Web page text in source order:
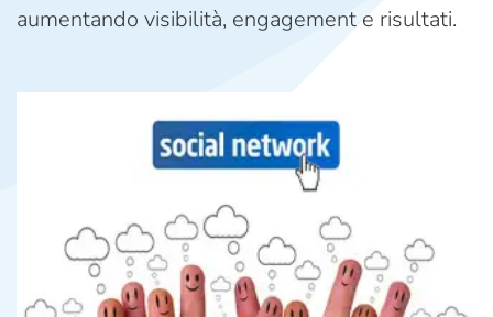
aumentando visibilità, engagement e risultati.